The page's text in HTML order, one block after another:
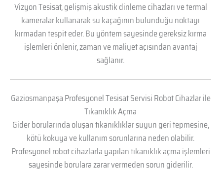
Vizyon Tesisat, gelişmiş akustik dinleme cihazları ve termal
kameralar kullanarak su kaçağının bulunduğu noktayı
kırmadan tespit eder. Bu yöntem sayesinde gereksiz kırma
işlemleri önlenir, zaman ve maliyet açısından avantaj
sağlanır.
Gaziosmanpaşa Profesyonel Tesisat Servisi Robot Cihazlar ile
Tıkanıklık Açma
Gider borularında oluşan tıkanıklıklar suyun geri tepmesine,
kötü kokuya ve kullanım sorunlarına neden olabilir.
Profesyonel robot cihazlarla yapılan tıkanıklık açma işlemleri
sayesinde borulara zarar vermeden sorun giderilir.